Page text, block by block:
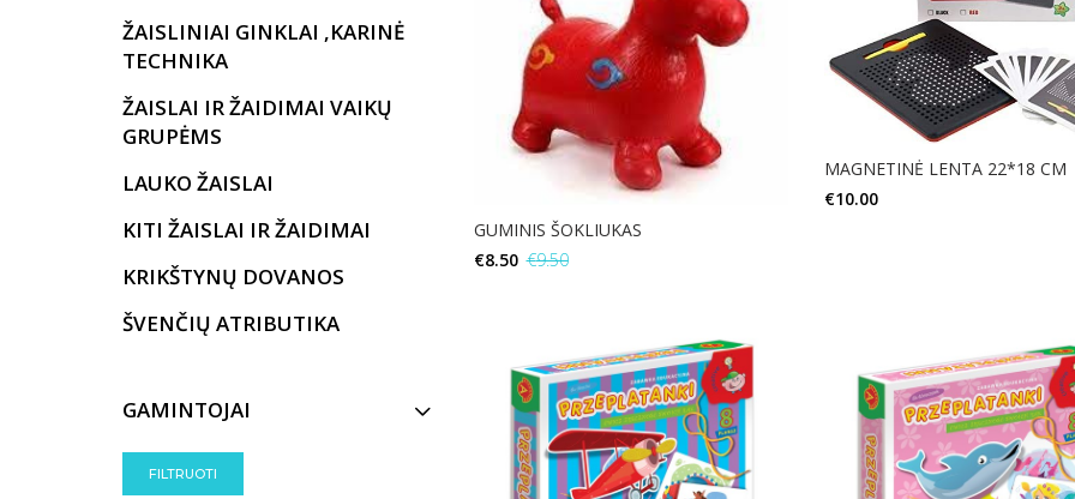
ŽAISLINIAI GINKLAI ,KARINĖ
TECHNIKA
ŽAISLAI IR ŽAIDIMAI VAIKŲ
GRUPĖMS
LAUKO ŽAISLAI
KITI ŽAISLAI IR ŽAIDIMAI
KRIKŠTYNŲ DOVANOS
ŠVENČIŲ ATRIBUTIKA
GAMINTOJAI
FILTRUOTI
GUMINIS ŠOKLIUKAS
€8.50 €9.50
MAGNETINĖ LENTA 22*18 CM
€10.00